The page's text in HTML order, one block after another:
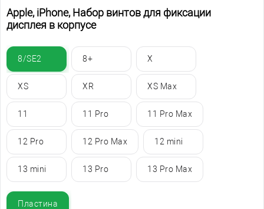
Apple, iPhone, Набор винтов для фиксации
дисплея в корпусе
8/SE2 8+ X
XS XR XS Max
11 11 Pro 11 Pro Max
12 Pro 12 Pro Max 12 mini
13 mini 13 Pro 13 Pro Max
Пластина